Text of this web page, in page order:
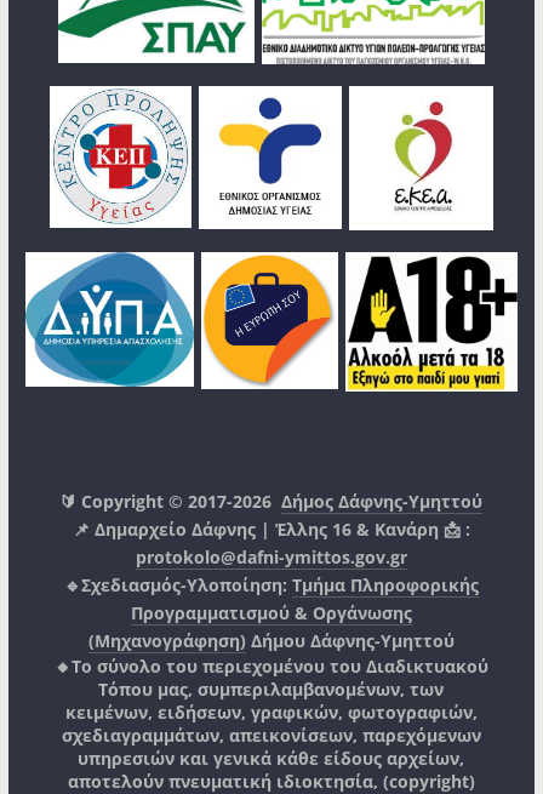
🔰 Copyright © 2017-2026Δήμος Δάφνης-Υμηττού
📌 Δημαρχείο Δάφνης | Έλλης 16 & Κανάρη 📩 :
protokolo@dafni-ymittos.gov.gr
🔹Σχεδιασμός-Υλοποίηση: Τμήμα Πληροφορικής
Προγραμματισμού & Οργάνωσης
(Μηχανογράφηση) Δήμου Δάφνης-Υμηττού
🔸Το σύνολο του περιεχομένου του Διαδικτυακού
Τόπου μας, συμπεριλαμβανομένων, των
κειμένων, ειδήσεων, γραφικών, φωτογραφιών,
σχεδιαγραμμάτων, απεικονίσεων, παρεχόμενων
υπηρεσιών και γενικά κάθε είδους αρχείων,
αποτελούν πνευματική ιδιοκτησία, (copyright)